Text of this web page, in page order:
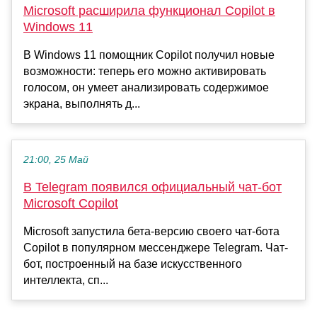
Microsoft расширила функционал Copilot в
Windows 11
В Windows 11 помощник Copilot получил новые
возможности: теперь его можно активировать
голосом, он умеет анализировать содержимое
экрана, выполнять д...
21:00, 25 Май
В Telegram появился официальный чат-бот
Microsoft Copilot
Microsoft запустила бета-версию своего чат-бота
Copilot в популярном мессенджере Telegram. Чат-
бот, построенный на базе искусственного
интеллекта, сп...